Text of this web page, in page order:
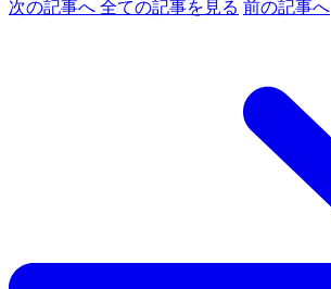
次の記事へ 全ての記事を見る 前の記事へ